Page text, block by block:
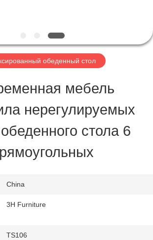
обеденный стол
мебель
нерегулируемых
стола 6
China
3H Furniture
TS106